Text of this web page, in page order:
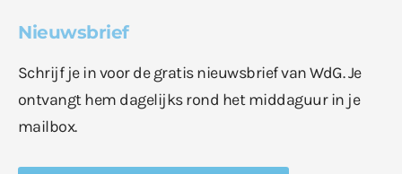
Nieuwsbrief
Schrijf je in voor de gratis nieuwsbrief van WdG. Je
ontvangt hem dagelijks rond het middaguur in je
mailbox.